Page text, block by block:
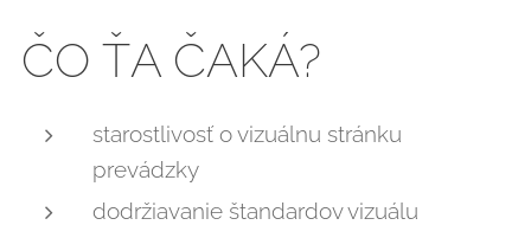
ČO ŤA ČAKÁ?
starostlivosť o vizuálnu stránku
prevádzky
dodržiavanie štandardov vizuálu